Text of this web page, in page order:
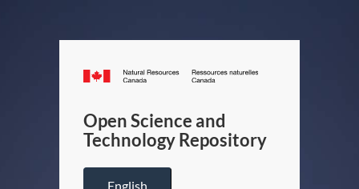
Canada.ca
/
Canada
Open Science and
Technology Repository
English